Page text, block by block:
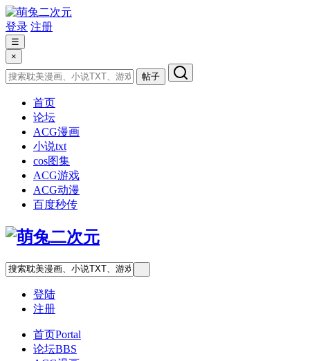
登录 注册
☰
×
帖子
首页
论坛
ACG漫画
小说txt
cos图集
ACG游戏
ACG动漫
百度秒传
登陆
注册
首页Portal
论坛BBS